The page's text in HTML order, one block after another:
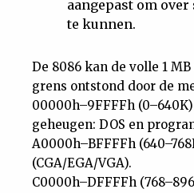
aangepast om
te kunnen.
De 8086 kan de volle 1
grens ontstond door de
00000h–9FFFFh
geheugen: DOS en
A0000h–BFFFFh
(CGA/EGA/VGA).
C0000h–DFFFFh